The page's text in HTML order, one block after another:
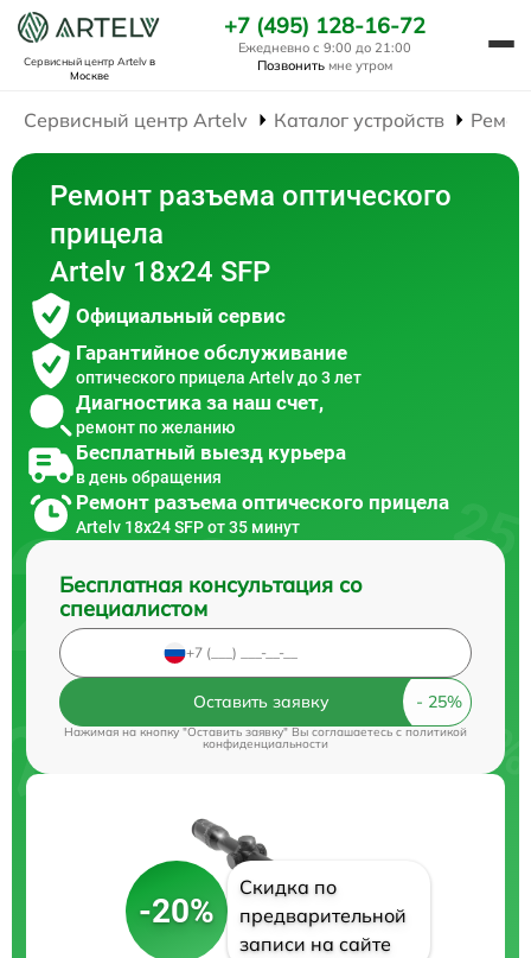
Сервисный центр Artelvв
Москве
+7 (495) 128-16-72
Ежедневно с 9:00 до 21:00
Позвонить мне утром
Сервисный центр Artelv Каталог устройств
Ремонт разъема оптического
прицела
Artelv 18x24 SFP
Официальный сервис
Гарантийное обслуживание
оптического прицела Artelv до 3 лет
Диагностика за наш счет,
ремонт по желанию
Бесплатный выезд курьера
в день обращения
Ремонт разъема оптического прицела
Artelv 18x24 SFP от 35 минут
Бесплатная консультация со
специалистом
Оставить заявку
Нажимая на кнопку "Оставить заявку" Вы соглашаетесь cполитикой
конфиденциальности
-20%
Скидка по
предварительной
записи на сайте